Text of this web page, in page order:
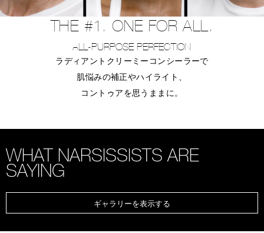
THE #1. ONE FOR ALL.
ALL-PURPOSE PERFECTION
ラディアントクリーミーコンシーラーで
肌悩みの補正やハイライト、
コントゥアを思うままに。
WHAT NARSISSISTS ARE
SAYING
ギャラリーを表示する